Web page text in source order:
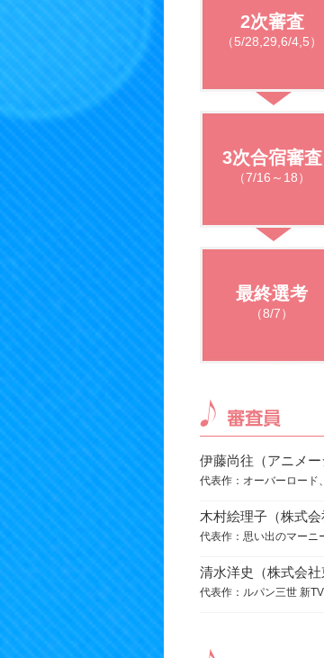
2次審査
（5/28,29,6/4,5）
3次合宿審査
（7/16～18）
最終選考
（8/7）
伊藤尚往 （アニメ
代表作：オーバーロード
木村絵理子 （株式
代表作：思い出のマーニ
清水洋史 （株式会
代表作：ルパン三世 新